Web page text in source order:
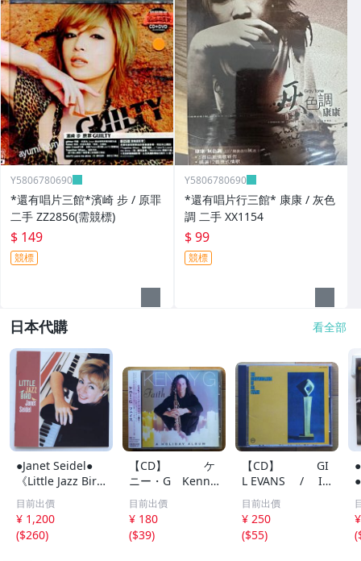
Y5806780690
*還有唱片三館*濱崎 步 / 原罪
二手 ZZ2856(需競標)
$ 149
競標
Y5806780690
*還有唱片行三館* 康康 / 灰色
調 二手 XX1154
$ 99
競標
日本代購 看全部
●Janet Seidel●
《Little Jazz Bir
d》●スタンダー
ド『Embraceabl
e You』『Skylar
k』『Cheek To C
目前出價
¥ 1,200
($260)
【CD】 ケ
ニー・G Kenny
G / フェイ
ス Faith - A Hol
iday Album
目前出價
¥ 180
($39)
【CD】 GI
L EVANS / IN
DIVIDUALIS Of G
il Evans ギル・
エヴァンスの個性
と発展 +5
目前出價
¥ 250
($55)
(